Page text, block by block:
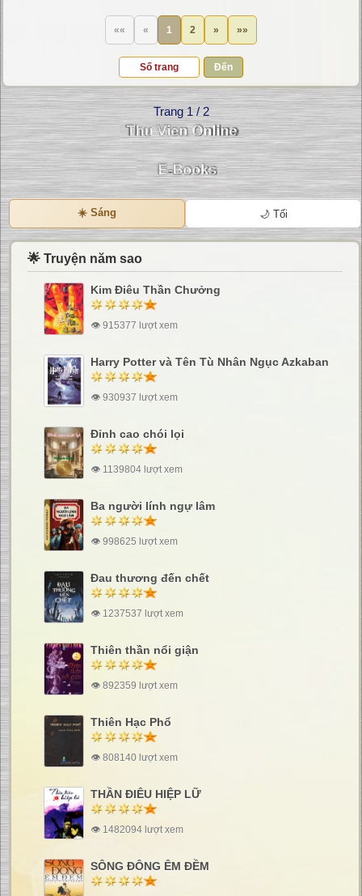
«« « 1 2 » »»
Đến
Trang 1 / 2
☀️ Sáng 🌙 Tối
🌟 Truyện năm sao
Kim Điêu Thần Chưởng
👁 915377 lượt xem
Harry Potter và Tên Tù Nhân Ngục Azkaban
👁 930937 lượt xem
Đỉnh cao chói lọi
👁 1139804 lượt xem
Ba người lính ngự lâm
👁 998625 lượt xem
Đau thương đến chết
👁 1237537 lượt xem
Thiên thần nổi giận
👁 892359 lượt xem
Thiên Hạc Phổ
👁 808140 lượt xem
THẦN ĐIÊU HIỆP LỮ
👁 1482094 lượt xem
SÔNG ĐÔNG ÊM ĐỀM